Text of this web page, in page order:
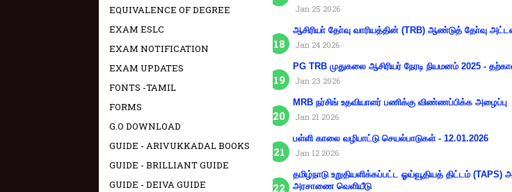
Jan 25 2026
ஆசிரியா் தோ்வு வாரியத்தின் (TRB) ஆண்டுத் தோ்வு
Jan 24 2026
PG TRB முதுகலை ஆசிரியர் நேரடி நியமனம் 2025 -
Jan 23 2026
MRB நர்சிங் உதவியாளர் பணிக்கு விண்ணப்பிக்க அழைப்பு
Jan 21 2026
பள்ளி காலை வழிபாட்டு செயல்பாடுகள் - 12.01.2026
Jan 12 2026
தமிழ்நாடு உறுதியளிக்கப்பட்ட ஓய்வூதியத் திட்டம் (TAPS)
அரசாணை வெளியீடு
EQUIVALENCE OF DEGREE
EXAM ESLC
EXAM NOTIFICATION
EXAM UPDATES
FONTS -TAMIL
FORMS
G.O DOWNLOAD
GUIDE - ARIVUKKADAL BOOKS
GUIDE - BRILLIANT GUIDE
GUIDE - DEIVA GUIDE